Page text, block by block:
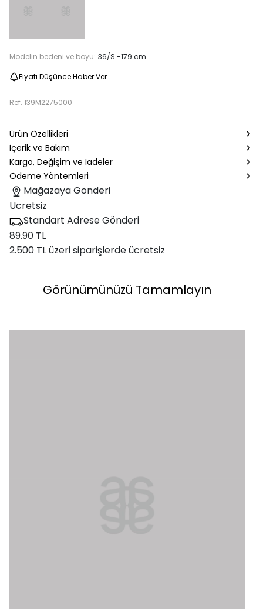
Modelin bedeni ve boyu: 36/S -179 cm
Fiyatı Düşünce Haber Ver
Ref. 139M2275000
Ürün Özellikleri
İçerik ve Bakım
Kargo, Değişim ve İadeler
Ödeme Yöntemleri
Mağazaya Gönderi
Ücretsiz
Standart Adrese Gönderi
89.90 TL
2.500 TL üzeri siparişlerde ücretsiz
Görünümünüzü Tamamlayın